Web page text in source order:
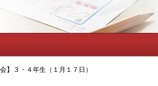
】３・４年生（１月１７日）